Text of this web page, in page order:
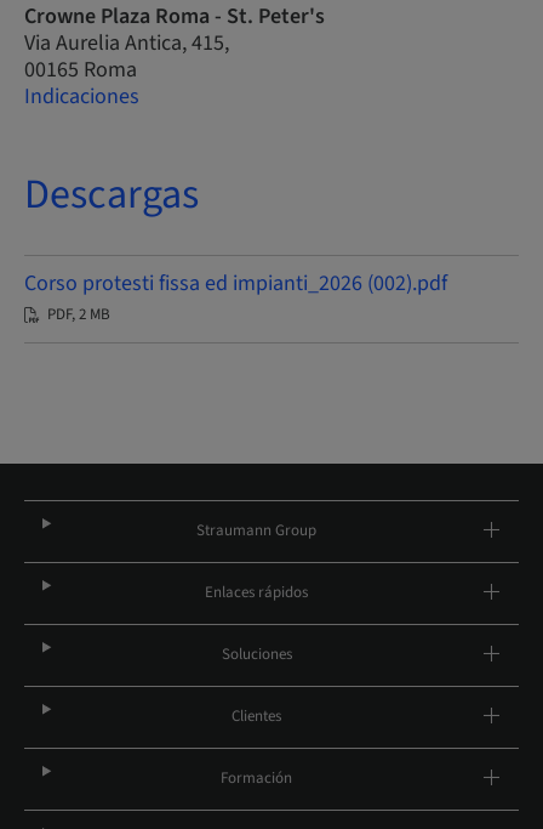
Crowne Plaza Roma - St. Peter's
Via Aurelia Antica, 415,
00165 Roma
Indicaciones
Descargas
Corso protesti fissa ed impianti_2026 (002).pdf
PDF, 2 MB
Straumann Group
Enlaces rápidos
Soluciones
Clientes
Formación